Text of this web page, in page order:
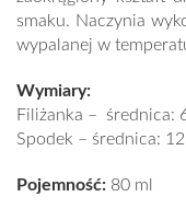
smaku. Naczynia
wypalanej w
Wymiary:
Filiżanka – średnica:
Spodek – średnica:
Pojemność: 80 ml